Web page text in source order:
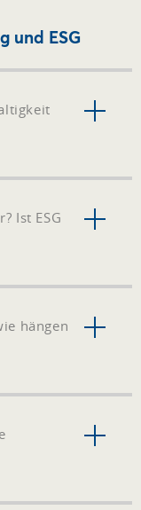
und ESG
Ist ESG
hängen